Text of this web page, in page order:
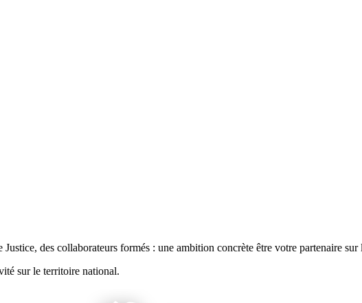
des collaborateurs formés : une ambition concrète être votre partenaire
sur le territoire national.